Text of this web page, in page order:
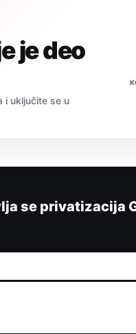
je deo
i uključite se u
se privatizacija